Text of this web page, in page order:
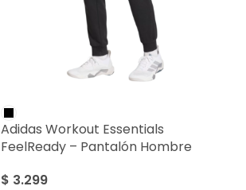
Adidas Workout Essentials
FeelReady – Pantalón Hombre
$ 3.299